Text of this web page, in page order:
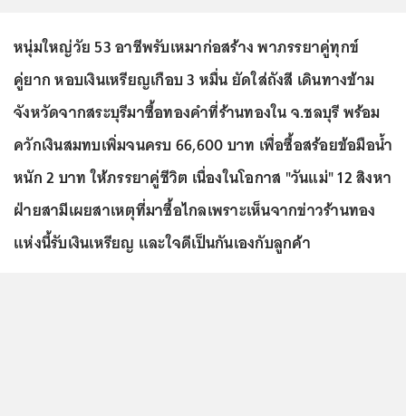
หนุ่มใหญ่วัย 53 อาชีพรับเหมาก่อสร้าง พาภรรยาคู่ทุกข์
คู่ยาก หอบเงินเหรียญเกือบ 3 หมื่น ยัดใส่ถังสี เดินทางข้าม
จังหวัดจากสระบุรีมาซื้อทองคำที่ร้านทองใน จ.ชลบุรี พร้อม
ควักเงินสมทบเพิ่มจนครบ 66,600 บาท เพื่อซื้อสร้อยข้อมือน้ำ
หนัก 2 บาท ให้ภรรยาคู่ชีวิต เนื่องในโอกาส "วันแม่" 12 สิงหา
ฝ่ายสามีเผยสาเหตุที่มาซื้อไกลเพราะเห็นจากข่าวร้านทอง
แห่งนี้รับเงินเหรียญ และใจดีเป็นกันเองกับลูกค้า